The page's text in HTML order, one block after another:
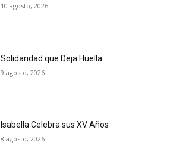
10 agosto, 2026
Solidaridad que Deja Huella
9 agosto, 2026
Isabella Celebra sus XV Años
8 agosto, 2026